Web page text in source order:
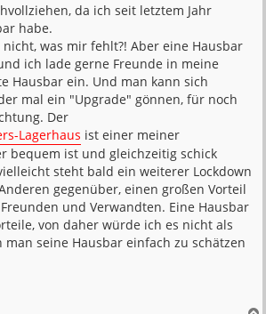
da ich seit letztem Jahr
habe.
was mir fehlt?! Aber eine Hausbar
ich lade gerne Freunde in meine
Hausbar ein. Und man kann sich
mal ein "Upgrade" gönnen, für noch
Der
Lagerhaus ist einer meiner
bequem ist und gleichzeitig schick
steht bald ein weiterer Lockdown
gegenüber, einen großen Vorteil
und Verwandten. Eine Hausbar
von daher würde ich es nicht als
man seine Hausbar einfach zu schätzen